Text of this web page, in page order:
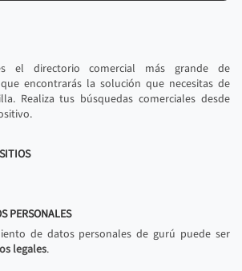
el directorio comercial más grande de
encontrarás la solución que necesitas de
Realiza tus búsquedas comerciales desde
PERSONALES
de datos personales de gurú puede ser
legales.